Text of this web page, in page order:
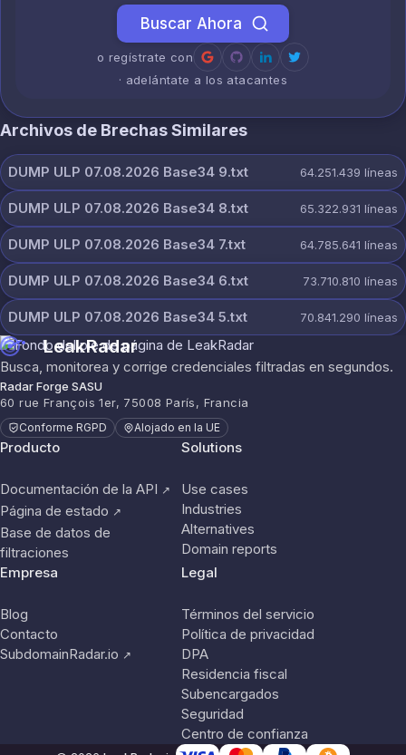
Buscar Ahora
o regístrate con
· adelántate a los atacantes
Archivos de Brechas Similares
DUMP ULP 07.08.2026 Base34 9.txt 64.251.439 líneas
DUMP ULP 07.08.2026 Base34 8.txt 65.322.931 líneas
DUMP ULP 07.08.2026 Base34 7.txt 64.785.641 líneas
DUMP ULP 07.08.2026 Base34 6.txt 73.710.810 líneas
DUMP ULP 07.08.2026 Base34 5.txt 70.841.290 líneas
LeakRadar
Busca, monitorea y corrige credenciales filtradas en segundos.
Radar Forge SASU
60 rue François 1er, 75008 París, Francia
Conforme RGPD Alojado en la UE
Producto
Documentación de la API ↗
Página de estado ↗
Base de datos de
filtraciones
Solutions
Use cases
Industries
Alternatives
Domain reports
Empresa
Blog
Contacto
SubdomainRadar.io ↗
Legal
Términos del servicio
Política de privacidad
DPA
Residencia fiscal
Subencargados
Seguridad
Centro de confianza